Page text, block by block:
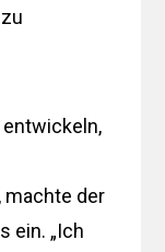
entwickeln,
machte der
ein. „Ich